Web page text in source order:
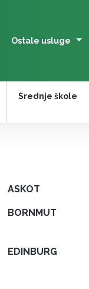
Ostale usluge
Srednje škole
ASKOT
BORNMUT
EDINBURG